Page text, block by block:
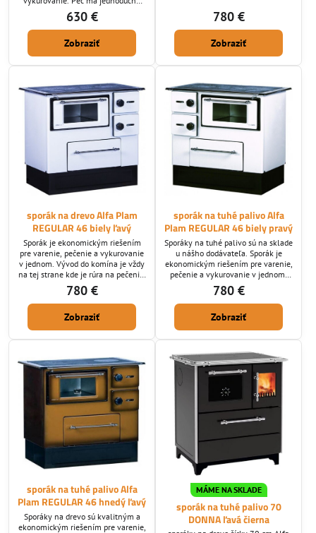
obsluhu a úspornú prevádzku.
Sporák disponuje varnými platňami,
regulátorom prívodu sekundárneho
vzduchu ktorý je privedený pred
sklo aby sklo ostávalo čistejšie.
Bočné obloženie sú keramické
šamotovými platňami. Rúra na
pečenie je vyrobená z...
630 €
Zobraziť
Vývod do komína je vždy na tej
Napojenie je u tohoto modelu horné
a bočné.
780 €
Zobraziť
sporák na drevo Alfa Plam
REGULAR 46 biely ľavý
Sporák je ekonomickým riešením
pre varenie, pečenie a vykurovanie
v jednom. Vývod do komína je vždy
na tej strane kde je rúra na pečenie.
Napojenie je u tohoto modelu horné
a bočné.
780 €
Zobraziť
sporák na tuhé palivo Alfa
Plam REGULAR 46 biely pravý
Sporáky na tuhé palivo sú na sklade
u nášho dodávateľa. Sporák je
ekonomickým riešením pre varenie,
pečenie a vykurovanie v jednom.
Vývod do komína je vždy na tej
strane kde je rúra na pečenie.
Napojenie je u tohoto modelu horné
a bočné.
780 €
Zobraziť
sporák na tuhé palivo Alfa
Plam REGULAR 46 hnedý ľavý
Sporáky na drevo sú kvalitným a
ekonomickým riešením pre varenie,
MÁME NA SKLADE
sporák na tuhé palivo 70
DONNA ľavá čierna